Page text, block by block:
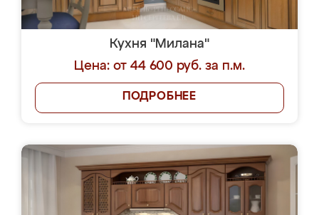
Кухня "Милана"
Цена: от 44 600 руб. за п.м.
ПОДРОБНЕЕ